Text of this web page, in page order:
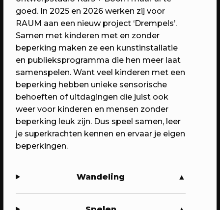
24/09/2023
NFFx030 bij de Brommerbios: Oema
Foe Sranan (Vrouwen van Suriname)
Een politieke documentaire in
RAUM's buitenbioscoop
goed. In 2025 en 2026 werken zij voor
RAUM aan een nieuw project ‘Drempels’.
Samen met kinderen met en zonder
beperking maken ze een kunstinstallatie
en publieksprogramma die hen meer laat
samenspelen. Want veel kinderen met een
beperking hebben unieke sensorische
behoeften of uitdagingen die juist ook
weer voor kinderen en mensen zonder
beperking leuk zijn. Dus speel samen, leer
je superkrachten kennen en ervaar je eigen
beperkingen.
Wandeling